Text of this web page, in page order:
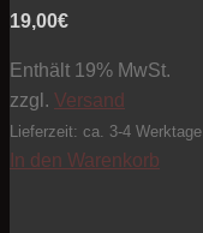
19,00€
Enthält 19% MwSt.
zzgl. Versand
Lieferzeit: ca. 3-4 Werktage
In den Warenkorb